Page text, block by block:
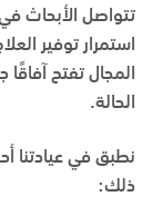
تتواصل الأبحاث
استمرار توفير
المجال تفتح
الحالة.
نطبق في عيادتنا
ذلك: